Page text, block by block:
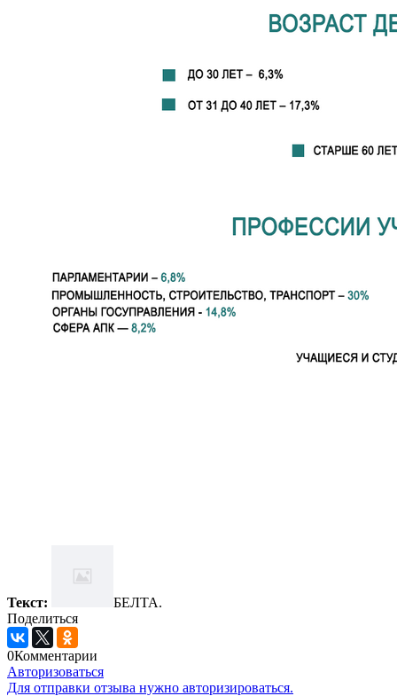
Текст:
БЕЛТА.
Поделиться
0Комментарии
Авторизоваться
Для отправки отзыва нужно авторизироваться.